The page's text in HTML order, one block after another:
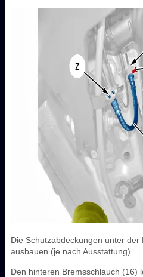
Die Schutzabdeckungen unter
ausbauen (je nach Ausstattung).
Den hinteren Bremsschlauch (16)